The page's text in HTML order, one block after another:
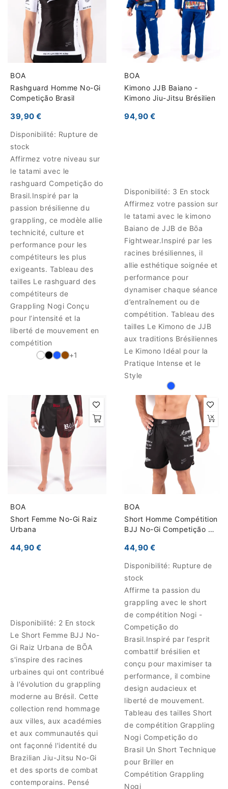
BOA
Rashguard Homme No-Gi
Competição Brasil
39,90 €
Disponibilité: Rupture de
stock
Affirmez votre niveau sur
le tatami avec le
rashguard Competição do
Brasil.Inspiré par la
passion brésilienne du
grappling, ce modèle allie
technicité, culture et
performance pour les
compétiteurs les plus
exigeants. Tableau des
tailles Le rashguard des
compétiteurs de
Grappling Nogi Conçu
pour l’intensité et la
liberté de mouvement en
compétition
+1
BOA
Kimono JJB Baiano -
Kimono Jiu-Jitsu Brésilien
94,90 €
Disponibilité: 3 En stock
Affirmez votre passion sur
le tatami avec le kimono
Baiano de JJB de Bōa
Fightwear.Inspiré par les
racines brésiliennes, il
allie esthétique soignée et
performance pour
dynamiser chaque séance
d’entraînement ou de
compétition. Tableau des
tailles Le Kimono de JJB
aux traditions Brésiliennes
Le Kimono Idéal pour la
Pratique Intense et le
Style
BOA
Short Femme No-Gi Raiz
Urbana
44,90 €
Disponibilité: 2 En stock
Le Short Femme BJJ No-
Gi Raiz Urbana de BŌA
s'inspire des racines
urbaines qui ont contribué
à l'évolution du grappling
moderne au Brésil. Cette
collection rend hommage
aux villes, aux académies
et aux communautés qui
ont façonné l'identité du
Brazilian Jiu-Jitsu No-Gi
et des sports de combat
contemporains. Pensé
BOA
Short Homme Compétition
BJJ No-Gi Competição do
44,90 €
Disponibilité: Rupture de
stock
Affirme ta passion du
grappling avec le short
de compétition Nogi -
Competição do
Brasil.Inspiré par l’esprit
combattif brésilien et
conçu pour maximiser ta
performance, il combine
design audacieux et
liberté de mouvement.
Tableau des tailles Short
de compétition Grappling
Nogi Competição do
Brasil Un Short Technique
pour Briller en
Compétition Grappling
Nogi